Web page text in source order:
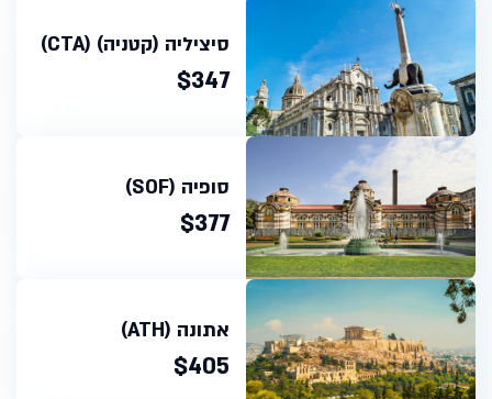
סיציליה (קטניה) (CTA)
$347
סופיה (SOF)
$377
אתונה (ATH)
$405